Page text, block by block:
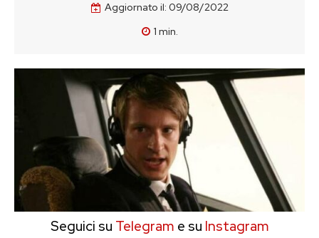
Aggiornato il: 09/08/2022
1 min.
Seguici su Telegram e su Instagram